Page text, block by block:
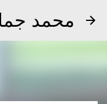
محمد